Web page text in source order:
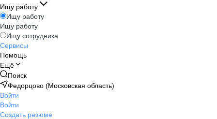
Ищу работу
Ищу работу
Ищу работу
Ищу сотрудника
Сервисы
Помощь
Ещё
Поиск
Федорцово (Московская область)
Войти
Войти
Создать резюме